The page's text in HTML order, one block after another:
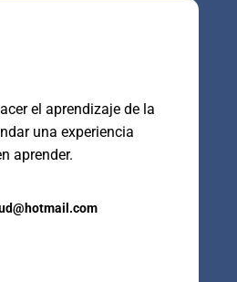
el aprendizaje de la
una experiencia
aprender.